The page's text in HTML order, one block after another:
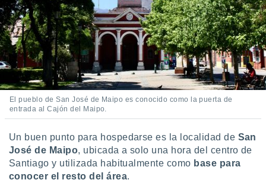
El pueblo de San José de Maipo es conocido como la puerta de
entrada al Cajón del Maipo.
Un buen punto para hospedarse es la localidad de San
José de Maipo, ubicada a solo una hora del centro de
Santiago y utilizada habitualmente como base para
conocer el resto del área.